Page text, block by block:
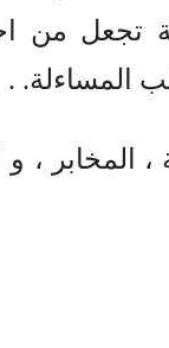
تجعل من
المساءلة. .
المخابر ، و